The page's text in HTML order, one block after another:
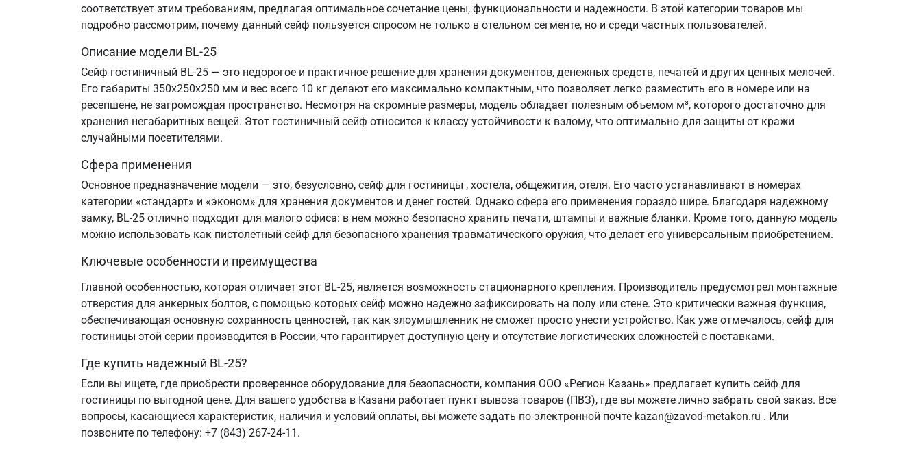
соответствует этим требованиям, предлагая оптимальное сочетание цены, функциональности и надежности. В этой категории товаров мы
подробно рассмотрим, почему данный сейф пользуется спросом не только в отельном сегменте, но и среди частных пользователей.
Описание модели BL-25
Сейф гостиничный BL-25 — это недорогое и практичное решение для хранения документов, денежных средств, печатей и других ценных мелочей.
Его габариты 350х250х250 мм и вес всего 10 кг делают его максимально компактным, что позволяет легко разместить его в номере или на
ресепшене, не загромождая пространство. Несмотря на скромные размеры, модель обладает полезным объемом м³, которого достаточно для
хранения негабаритных вещей. Этот гостиничный сейф относится к классу устойчивости к взлому, что оптимально для защиты от кражи
случайными посетителями.
Сфера применения
Основное предназначение модели — это, безусловно, сейф для гостиницы , хостела, общежития, отеля. Его часто устанавливают в номерах
категории «стандарт» и «эконом» для хранения документов и денег гостей. Однако сфера его применения гораздо шире. Благодаря надежному
замку, BL-25 отлично подходит для малого офиса: в нем можно безопасно хранить печати, штампы и важные бланки. Кроме того, данную модель
можно использовать как пистолетный сейф для безопасного хранения травматического оружия, что делает его универсальным приобретением.
Ключевые особенности и преимущества
Главной особенностью, которая отличает этот BL-25, является возможность стационарного крепления. Производитель предусмотрел монтажные
отверстия для анкерных болтов, с помощью которых сейф можно надежно зафиксировать на полу или стене. Это критически важная функция,
обеспечивающая основную сохранность ценностей, так как злоумышленник не сможет просто унести устройство. Как уже отмечалось, сейф для
гостиницы этой серии производится в России, что гарантирует доступную цену и отсутствие логистических сложностей с поставками.
Где купить надежный BL-25?
Если вы ищете, где приобрести проверенное оборудование для безопасности, компания ООО «Регион Казань» предлагает купить сейф для
гостиницы по выгодной цене. Для вашего удобства в Казани работает пункт вывоза товаров (ПВЗ), где вы можете лично забрать свой заказ. Все
вопросы, касающиеся характеристик, наличия и условий оплаты, вы можете задать по электронной почте kazan@zavod-metakon.ru . Или
позвоните по телефону: +7 (843) 267-24-11.